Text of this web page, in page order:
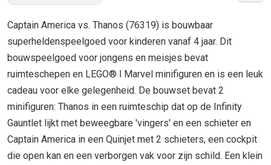
Captain America vs. Thanos (76319) is bouwbaar
superheldenspeelgoed voor kinderen vanaf 4 jaar. Dit
bouwspeelgoed voor jongens en meisjes bevat
ruimteschepen en LEGO® ǀ Marvel minifiguren en is een leuk
cadeau voor elke gelegenheid. De bouwset bevat 2
minifiguren: Thanos in een ruimteschip dat op de Infinity
Gauntlet lijkt met beweegbare 'vingers' en een schieter en
Captain America in een Quinjet met 2 schieters, een cockpit
die open kan en een verborgen vak voor zijn schild. Een klein